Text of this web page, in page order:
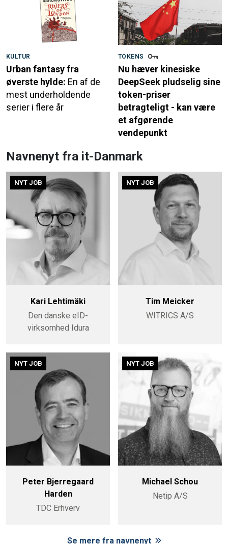
KULTUR
Urban fantasy fra
øverste hylde: En af de
mest underholdende
serier i flere år
TOKENS
Nu hæver kinesiske
DeepSeek pludselig sine
token-priser
betragteligt - kan være
et afgørende
vendepunkt
Navnenyt fra it-Danmark
NYT JOB
Kari Lehtimäki
Den danske eID-
virksomhed Idura
NYT JOB
Tim Meicker
WITRICS A/S
NYT JOB
Peter Bjerregaard
Harden
TDC Erhverv
NYT JOB
Michael Schou
Netip A/S
Se mere fra navnenyt